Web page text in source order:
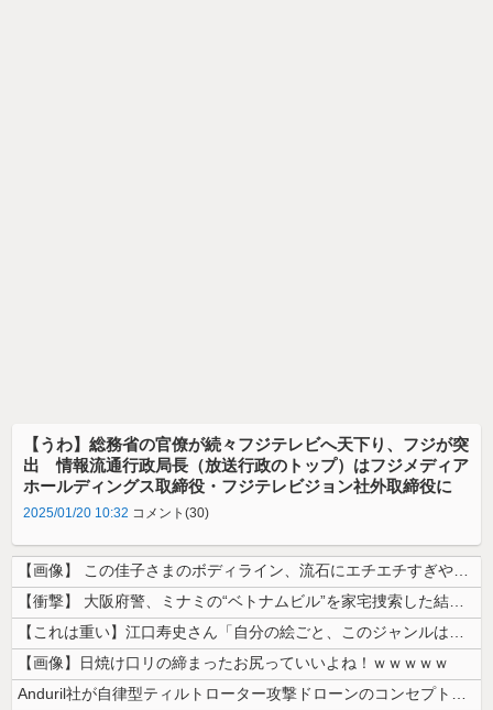
【うわ】総務省の官僚が続々フジテレビへ天下り、フジが突
出 情報流通行政局長（放送行政のトップ）はフジメディア
ホールディングス取締役・フジテレビジョン社外取締役に
2025/01/20 10:32 コメント(30)
【画像】 この佳子さまのボディライン、流石にエチエチすぎやろ！
【衝撃】 大阪府警、ミナミの“ベトナムビル”を家宅捜索した結果・・・・...
【これは重い】江口寿史さん「自分の絵ごと、このジャンルはそろそろ終わり...
【画像】日焼け口リの締まったお尻っていいよね！ｗｗｗｗｗ
Anduril社が自律型ティルトローター攻撃ドローンのコンセプトで衝撃...